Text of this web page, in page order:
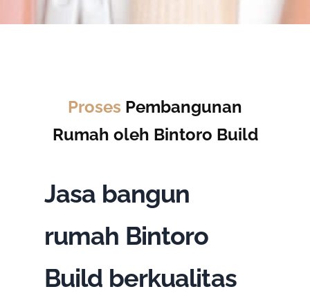
Proses Pembangunan
Rumah oleh Bintoro Build
Jasa bangun
rumah Bintoro
Build berkualitas